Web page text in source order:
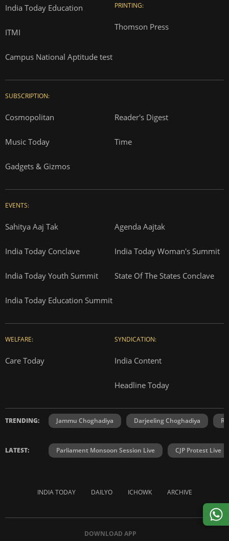
India Today Education
ITMI
Campus National Aptitude test
PRINTING:
Thomson Press
SUBSCRIPTION:
Cosmopolitan Reader's Digest
Music Today Time
Gadgets & Gizmos
EVENTS:
Sahitya Aaj Tak Agenda Aajtak
India Today Conclave India Today Woman's Summit
India Today Youth Summit State Of The States Conclave
India Today Education Summit
WELFARE:
Care Today
SYNDICATION:
India Content
Headline Today
TRENDING: Jammu Choghadiya Darjeeling Choghadiya
LATEST: Parliament Monsoon Session Live CJP Protest Live
INDIA TODAY DAILYO ICHOWK ARCHIVE
DOWNLOAD APP